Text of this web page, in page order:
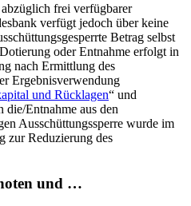
frei verfügbarer
verfügt jedoch über keine
Betrag selbst
oder Entnahme erfolgt in
nach Ermittlung des
Ergebnisverwendung
und Rücklagen“ und
Entnahme aus den
Ausschüttungssperre wurde im
zur Reduzierung des
und …